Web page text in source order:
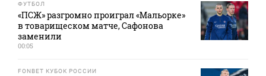
ФУТБОЛ
«ПСЖ» разгромно проиграл «Мальорке»
в товарищеском матче, Сафонова
заменили
00:05
FONBET КУБОК РОССИИ